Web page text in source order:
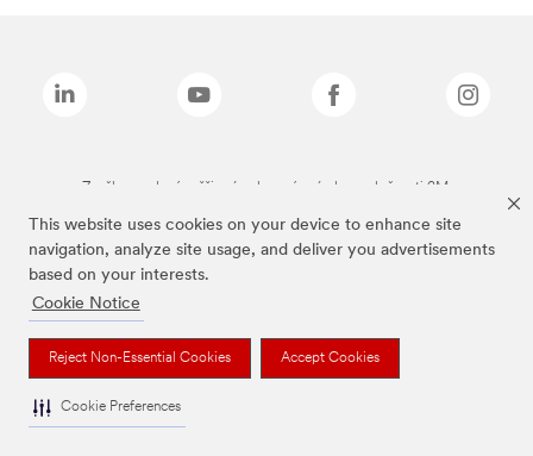
This website uses cookies on your device to enhance site
navigation, analyze site usage, and deliver you advertisements
based on your interests.
Cookie Notice
Reject Non-Essential Cookies Accept Cookies
Cookie Preferences
Značky uvedené vyššie sú ochranné známky spoločnosti 3M.